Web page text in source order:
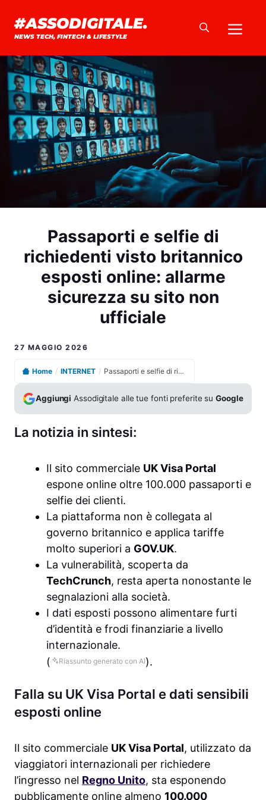
contenuto
#ASSODIGITALE.
NEWS TECH, FINTECH & LIFESTYLE
Passaporti e selfie di
richiedenti visto britannico
esposti online: allarme
sicurezza su sito non
ufficiale
27 MAGGIO 2026
Home / INTERNET / Passaporti e selfie di richiedenti visto britannico esposti online: allarme sicurezza su sito non ufficiale
Aggiungi Assodigitale alle tue fonti preferite suGoogle
La notizia in sintesi:
Il sito commerciale UK Visa Portal
espone online oltre 100.000 passaporti e
selfie dei clienti.
La piattaforma non è collegata al
governo britannico e applica tariffe
molto superiori a GOV.UK.
La vulnerabilità, scoperta da
TechCrunch, resta aperta nonostante le
segnalazioni alla società.
I dati esposti possono alimentare furti
d’identità e frodi finanziarie a livello
internazionale.
(
Riassunto generato con AI).
Falla su UK Visa Portal e dati sensibili
esposti online
Il sito commerciale UK Visa Portal, utilizzato da
viaggiatori internazionali per richiedere
l’ingresso nel Regno Unito, sta esponendo
pubblicamente online almeno 100.000